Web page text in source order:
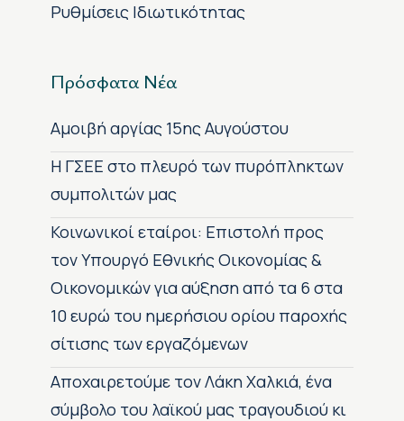
Ρυθμίσεις Ιδιωτικότητας
Πρόσφατα Νέα
Αμοιβή αργίας 15ης Αυγούστου
H ΓΣΕΕ στο πλευρό των πυρόπληκτων
συμπολιτών μας
Κοινωνικοί εταίροι: Επιστολή προς
τον Υπουργό Εθνικής Οικονομίας &
Οικονομικών για αύξηση από τα 6 στα
10 ευρώ του ημερήσιου ορίου παροχής
σίτισης των εργαζόμενων
Αποχαιρετούμε τον Λάκη Χαλκιά, ένα
σύμβολο του λαϊκού μας τραγουδιού κι